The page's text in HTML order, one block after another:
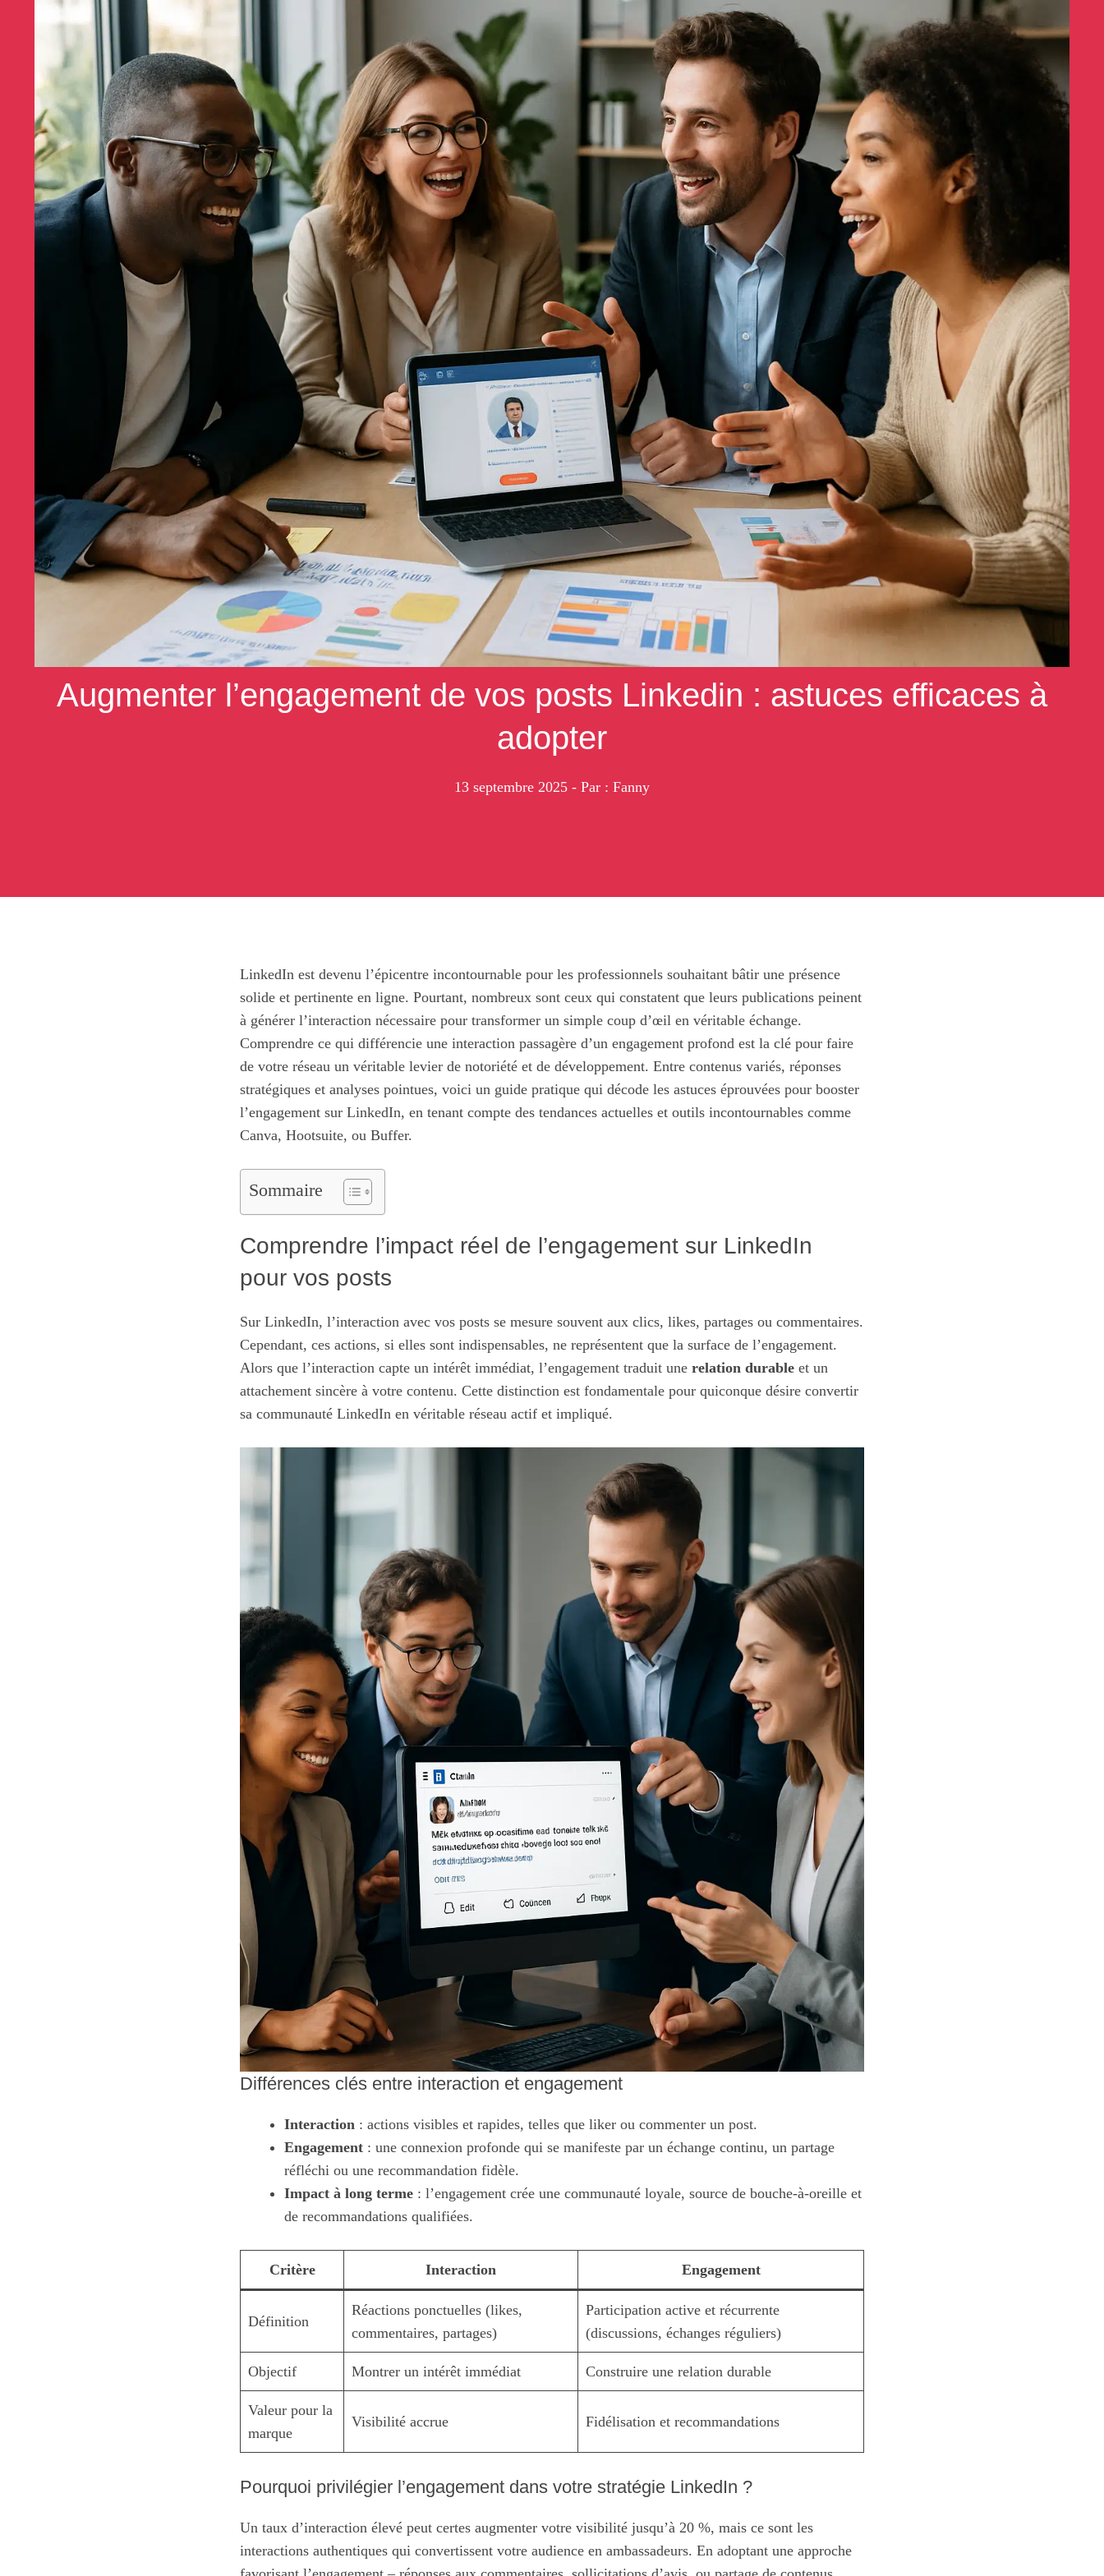
Augmenter l’engagement de vos posts Linkedin : astuces efficaces à
adopter
13 septembre 2025 - Par : Fanny
LinkedIn est devenu l’épicentre incontournable pour les professionnels souhaitant bâtir une présence
solide et pertinente en ligne. Pourtant, nombreux sont ceux qui constatent que leurs publications peinent
à générer l’interaction nécessaire pour transformer un simple coup d’œil en véritable échange.
Comprendre ce qui différencie une interaction passagère d’un engagement profond est la clé pour faire
de votre réseau un véritable levier de notoriété et de développement. Entre contenus variés, réponses
stratégiques et analyses pointues, voici un guide pratique qui décode les astuces éprouvées pour booster
l’engagement sur LinkedIn, en tenant compte des tendances actuelles et outils incontournables comme
Canva, Hootsuite, ou Buffer.
Sommaire
Comprendre l’impact réel de l’engagement sur LinkedIn
pour vos posts
Sur LinkedIn, l’interaction avec vos posts se mesure souvent aux clics, likes, partages ou commentaires.
Cependant, ces actions, si elles sont indispensables, ne représentent que la surface de l’engagement.
Alors que l’interaction capte un intérêt immédiat, l’engagement traduit une relation durable et un
attachement sincère à votre contenu. Cette distinction est fondamentale pour quiconque désire convertir
sa communauté LinkedIn en véritable réseau actif et impliqué.
Différences clés entre interaction et engagement
Interaction : actions visibles et rapides, telles que liker ou commenter un post.
Engagement : une connexion profonde qui se manifeste par un échange continu, un partage
réfléchi ou une recommandation fidèle.
Impact à long terme : l’engagement crée une communauté loyale, source de bouche-à-oreille et
de recommandations qualifiées.
Critère Interaction Engagement
Définition
Réactions ponctuelles (likes,
commentaires, partages)
Participation active et récurrente
(discussions, échanges réguliers)
Objectif Montrer un intérêt immédiat Construire une relation durable
Valeur pour la
marque
Visibilité accrue Fidélisation et recommandations
Pourquoi privilégier l’engagement dans votre stratégie LinkedIn ?
Un taux d’interaction élevé peut certes augmenter votre visibilité jusqu’à 20 %, mais ce sont les
interactions authentiques qui convertissent votre audience en ambassadeurs. En adoptant une approche